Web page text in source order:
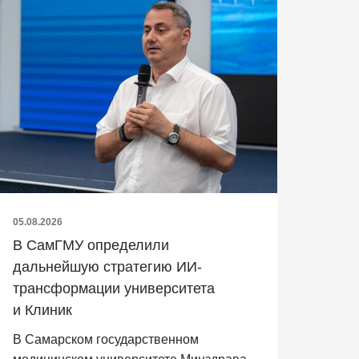
05.08.2026
В СамГМУ определили
дальнейшую стратегию ИИ-
трансформации университета
и Клиник
В Самарском государственном